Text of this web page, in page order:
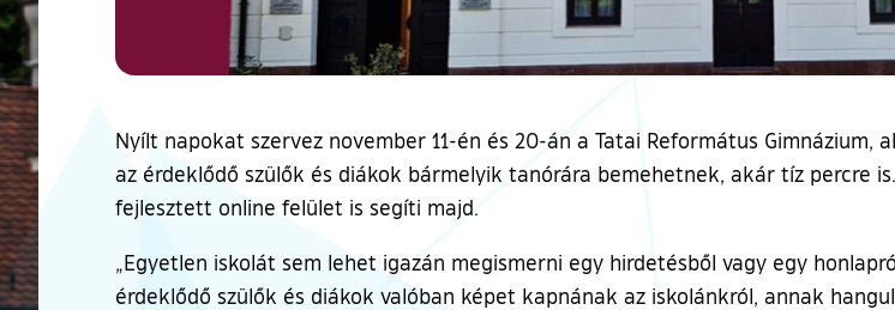
Nyílt napokat szervez november 11-én és 20-án a Tatai Református
az érdeklődő szülők és diákok bármelyik tanórára bemehetnek, akár tíz percre
fejlesztett online felület is segíti majd.
„Egyetlen iskolát sem lehet igazán megismerni egy hirdetésből vagy egy
érdeklődő szülők és diákok valóban képet kapnának az iskolánkról, annak